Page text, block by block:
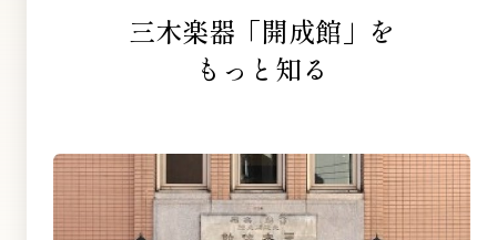
三木楽器「開成館」を
もっと知る